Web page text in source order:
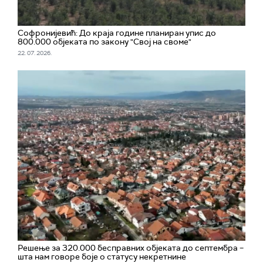
Софронијевић: До краја године планиран упис до
800.000 објеката по закону "Свој на своме"
22. 07. 2026.
Решење за 320.000 бесправних објеката до септембра –
шта нам говоре боје о статусу некретнине